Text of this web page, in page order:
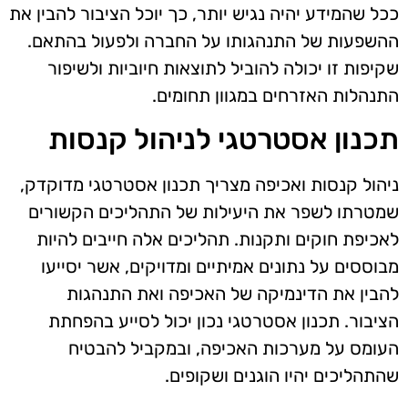
ככל שהמידע יהיה נגיש יותר, כך יוכל הציבור להבין את
ההשפעות של התנהגותו על החברה ולפעול בהתאם.
שקיפות זו יכולה להוביל לתוצאות חיוביות ולשיפור
התנהלות האזרחים במגוון תחומים.
תכנון אסטרטגי לניהול קנסות
ניהול קנסות ואכיפה מצריך תכנון אסטרטגי מדוקדק,
שמטרתו לשפר את היעילות של התהליכים הקשורים
לאכיפת חוקים ותקנות. תהליכים אלה חייבים להיות
מבוססים על נתונים אמיתיים ומדויקים, אשר יסייעו
להבין את הדינמיקה של האכיפה ואת התנהגות
הציבור. תכנון אסטרטגי נכון יכול לסייע בהפחתת
העומס על מערכות האכיפה, ובמקביל להבטיח
שהתהליכים יהיו הוגנים ושקופים.